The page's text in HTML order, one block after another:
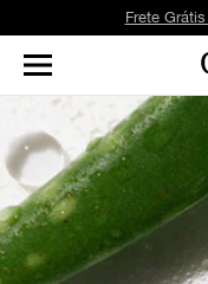
Frete